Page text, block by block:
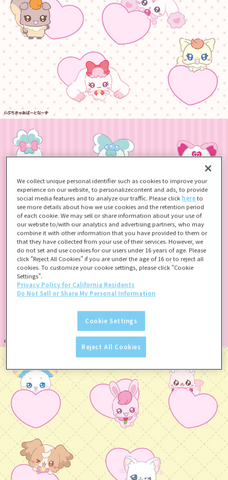
We collect unique personal identifier such as cookies to improve your
experience on our website, to personalizecontent and ads, to provide
social media features and to analyze our traffic. Please click hereto
see more details about how we use cookies and the retention period
of each cookie. We may sell or share information about your use of
our website to/with our analytics and advertising partners, who may
combine it with other information that you have provided to them or
that they have collected from your use of their services. However, we
do not set and use cookies for our users under 16 years of age. Please
click “Reject All Cookies” if you are under the age of 16 or to reject all
cookies. To customize your cookie settings, please click “Cookie
Settings”.
Privacy Policy for California Residents
Do Not Sell or Share My Personal Information
Cookie Settings
Reject All Cookies